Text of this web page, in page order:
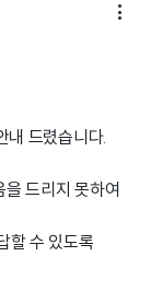

내 드렸습니다.
드리지 못하여
할 수 있도록